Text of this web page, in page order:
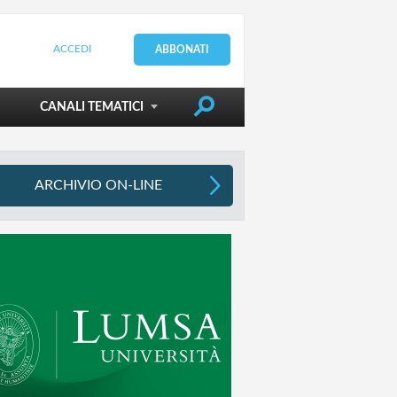
ACCEDI ABBONATI
DIRIGERE LA SCUOLA
CANALI TEMATICI
ARCHIVIO ON-LINE